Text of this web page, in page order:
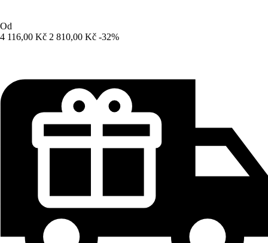
Od
4 116,00 Kč 2 810,00 Kč -32%